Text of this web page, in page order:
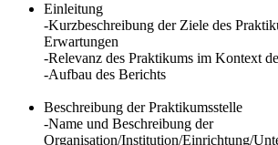
Einleitung
-Kurzbeschreibung der Ziele des
Erwartungen
-Relevanz des Praktikums im Kontext
-Aufbau des Berichts
Beschreibung der Praktikumsstelle
-Name und Beschreibung der
Organisation/Institution/Einrichtung/